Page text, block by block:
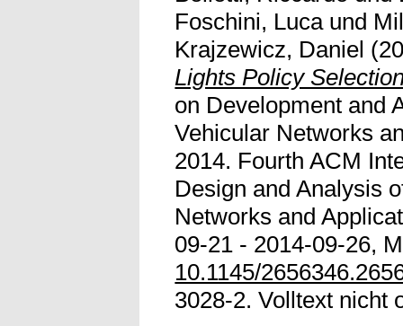
Foschini, Lucaund
Krajzewicz, Daniel
Lights Policy
on Development and
Vehicular Networks
2014. Fourth ACM
Design and Analysis
Networks and
09-21 - 2014-09-26,
10.1145/
3028-2. Volltext nicht